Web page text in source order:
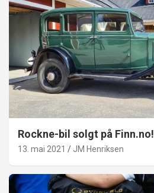
Rockne-bil solgt på Finn.no!
13. mai 2021 JM Henriksen